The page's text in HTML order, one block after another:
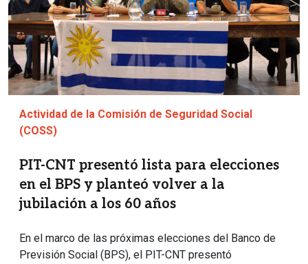
Actividad de la Comisión de Seguridad Social
(COSS)
PIT-CNT presentó lista para elecciones
en el BPS y planteó volver a la
jubilación a los 60 años
En el marco de las próximas elecciones del Banco de
Previsión Social (BPS), el PIT-CNT presentó